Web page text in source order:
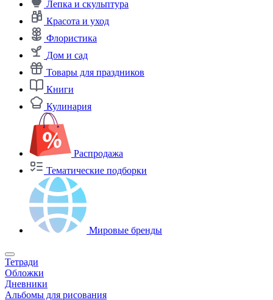
Лепка и скульптура
Красота и уход
Флористика
Дом и сад
Товары для праздников
Книги
Кулинария
Распродажа
Тематические подборки
Мировые бренды
Тетради
Обложки
Дневники
Альбомы для рисования